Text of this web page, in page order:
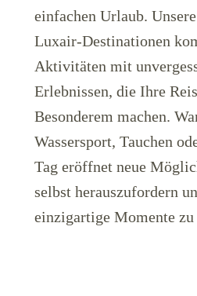
einfachen Urlaub.
Luxair-Destinationen
Aktivitäten mit
Erlebnissen, die Ihre
Besonderem machen.
Wassersport, Tauchen
Tag eröffnet neue
selbst herauszufordern
einzigartige Momente zu